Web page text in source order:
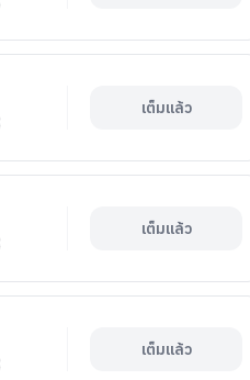
เต็มแล้ว
เต็มแล้ว
เต็มแล้ว